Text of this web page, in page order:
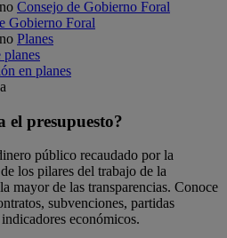
Consejo de Gobierno Foral
Gobierno Foral
Planes
planes
en planes
el presupuesto?
público recaudado por la
los pilares del trabajo de la
mayor de las transparencias. Conoce
subvenciones, partidas
económicos.